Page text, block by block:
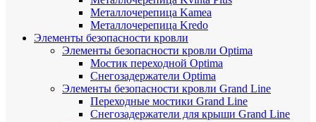
Металлочерепица Kamea
Металлочерепица Kredo
Элементы безопасности кровли
Элементы безопасности кровли Optima
Мостик переходной Optima
Снегозадержатели Optima
Элементы безопасности кровли Grand Line
Переходные мостики Grand Line
Снегозадержатели для крыши Grand Line